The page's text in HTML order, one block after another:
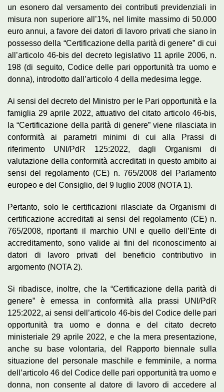
un esonero dal versamento dei contributi previdenziali in
misura non superiore all’1%, nel limite massimo di 50.000
euro annui, a favore dei datori di lavoro privati che siano in
possesso della “Certificazione della parità di genere” di cui
all’articolo 46-bis del decreto legislativo 11 aprile 2006, n.
198 (di seguito, Codice delle pari opportunità tra uomo e
donna), introdotto dall’articolo 4 della medesima legge.
Ai sensi del decreto del Ministro per le Pari opportunità e la
famiglia 29 aprile 2022, attuativo del citato articolo 46-bis,
la “Certificazione della parità di genere” viene rilasciata in
conformità ai parametri minimi di cui alla Prassi di
riferimento UNI/PdR 125:2022, dagli Organismi di
valutazione della conformità accreditati in questo ambito ai
sensi del regolamento (CE) n. 765/2008 del Parlamento
europeo e del Consiglio, del 9 luglio 2008 (NOTA 1).
Pertanto, solo le certificazioni rilasciate da Organismi di
certificazione accreditati ai sensi del regolamento (CE) n.
765/2008, riportanti il marchio UNI e quello dell’Ente di
accreditamento, sono valide ai fini del riconoscimento ai
datori di lavoro privati del beneficio contributivo in
argomento (NOTA 2).
Si ribadisce, inoltre, che la “Certificazione della parità di
genere” è emessa in conformità alla prassi UNI/PdR
125:2022, ai sensi dell’articolo 46-bis del Codice delle pari
opportunità tra uomo e donna e del citato decreto
ministeriale 29 aprile 2022, e che la mera presentazione,
anche su base volontaria, del Rapporto biennale sulla
situazione del personale maschile e femminile, a norma
dell’articolo 46 del Codice delle pari opportunità tra uomo e
donna, non consente al datore di lavoro di accedere al